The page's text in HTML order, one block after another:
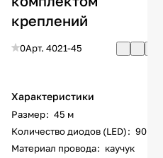
креплений
0Арт. 4021-45
Характеристики
Размер: 45 м
Количество диодов (LED): 90
Материал провода: каучук